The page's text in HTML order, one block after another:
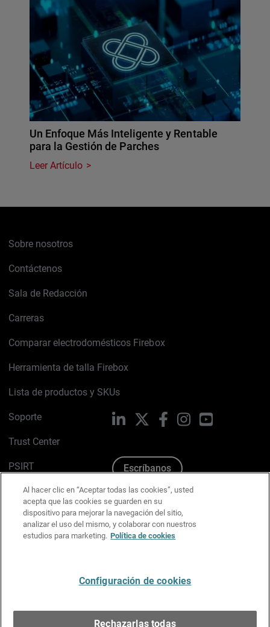
Un Enfoque Más Inteligente y Rentable
para la Gestión de Parches
Leer Artículo
Sobre nosotros
Contáctenos
Sala de Redacción
Carreras
Comparar electrodomésticos Firebox
Herramienta de talla Firebox
Lista de productos y SKUs
Soporte
Trust Center
PSIRT
Política de cookies
Política de privacidad
Kit de medios y marca
LinkedIn FacebookInstagramYouTube
Escríbanos
Al hacer clic en “Aceptar todas las cookies”, usted
acepta que las cookies se guarden en su
dispositivo para mejorar la navegación del sitio,
analizar el uso del mismo, y colaborar con nuestros
estudios para marketing. Política de cookies
Configuración de cookies
Rechazarlas todas